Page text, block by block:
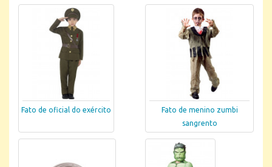
Fato de oficial do exército
Fato de menino zumbi
sangrento